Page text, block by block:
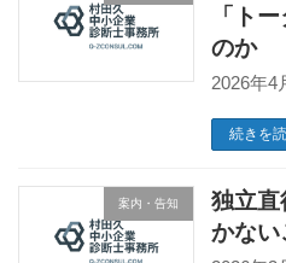
「ト
のか
2026年4
続きを
案内・告知
独立直
かない